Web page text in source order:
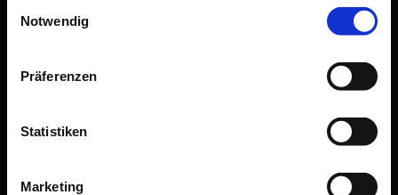
Notwendig
Präferenzen
Statistiken
Marketing